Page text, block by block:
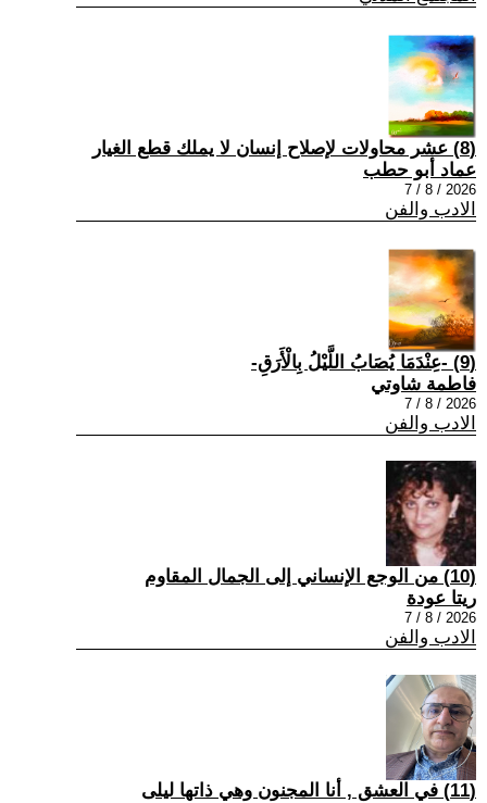
(8) عشر محاولات لإصلاح إنسان لا يملك قطع الغيار
عماد أبو حطب
2026 / 8 / 7
الادب والفن
(9) -عِنْدَمَا يُصَابُ اللَّيْلُ بِالْأَرَقِ-
فاطمة شاوتي
2026 / 8 / 7
الادب والفن
(10) من الوجع الإنساني إلى الجمال المقاوم
ريتا عودة
2026 / 8 / 7
الادب والفن
(11) في العشق , أنا المجنون وهي ذاتها ليلى